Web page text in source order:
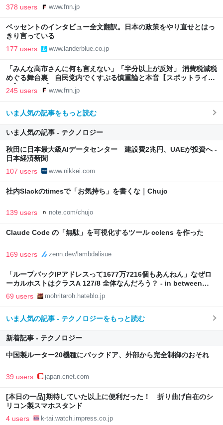
｜FNNプライムオンライン
378 users www.fnn.jp
ベッセントのインタビュー全文翻訳。日本の政策をやり直せとはっ
きり言っている
177 users www.landerblue.co.jp
「みんな高市さんに何も言えない」「半分以上が反対」 消費税減税
めぐる舞台裏 自民党内でくすぶる慎重論と本音【スポットライ
ト】｜FNNプライムオンライン
245 users www.fnn.jp
いま人気の記事をもっと読む
いま人気の記事 - テクノロジー
秋田に日本最大級AIデータセンター 建設費2兆円、UAEが投資へ -
日本経済新聞
107 users www.nikkei.com
社内Slackのtimesで「お気持ち」を書くな｜Chujo
139 users note.com/chujo
Claude Code の「無駄」を可視化するツール cclens を作った
169 users zenn.dev/lambdalisue
「ループバックIPアドレスって1677万7216個もあんねん」なぜロ
ーカルホストはクラスA 127/8 全体なんだろう？ - in between
days
69 users mohritaroh.hateblo.jp
いま人気の記事 - テクノロジーをもっと読む
新着記事 - テクノロジー
中国製ルーター20機種にバックドア、外部から完全制御のおそれ
39 users japan.cnet.com
[本日の一品]期待していた以上に便利だった！ 折り曲げ自在のシ
リコン製スマホスタンド
4 users k-tai.watch.impress.co.jp